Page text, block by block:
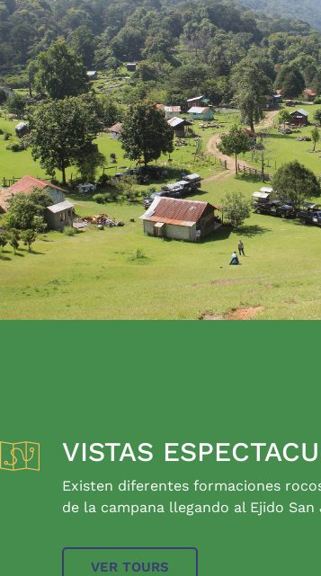
VISTAS
Existen diferentes formaciones
de la campana llegando al Ejido San
VER TOURS